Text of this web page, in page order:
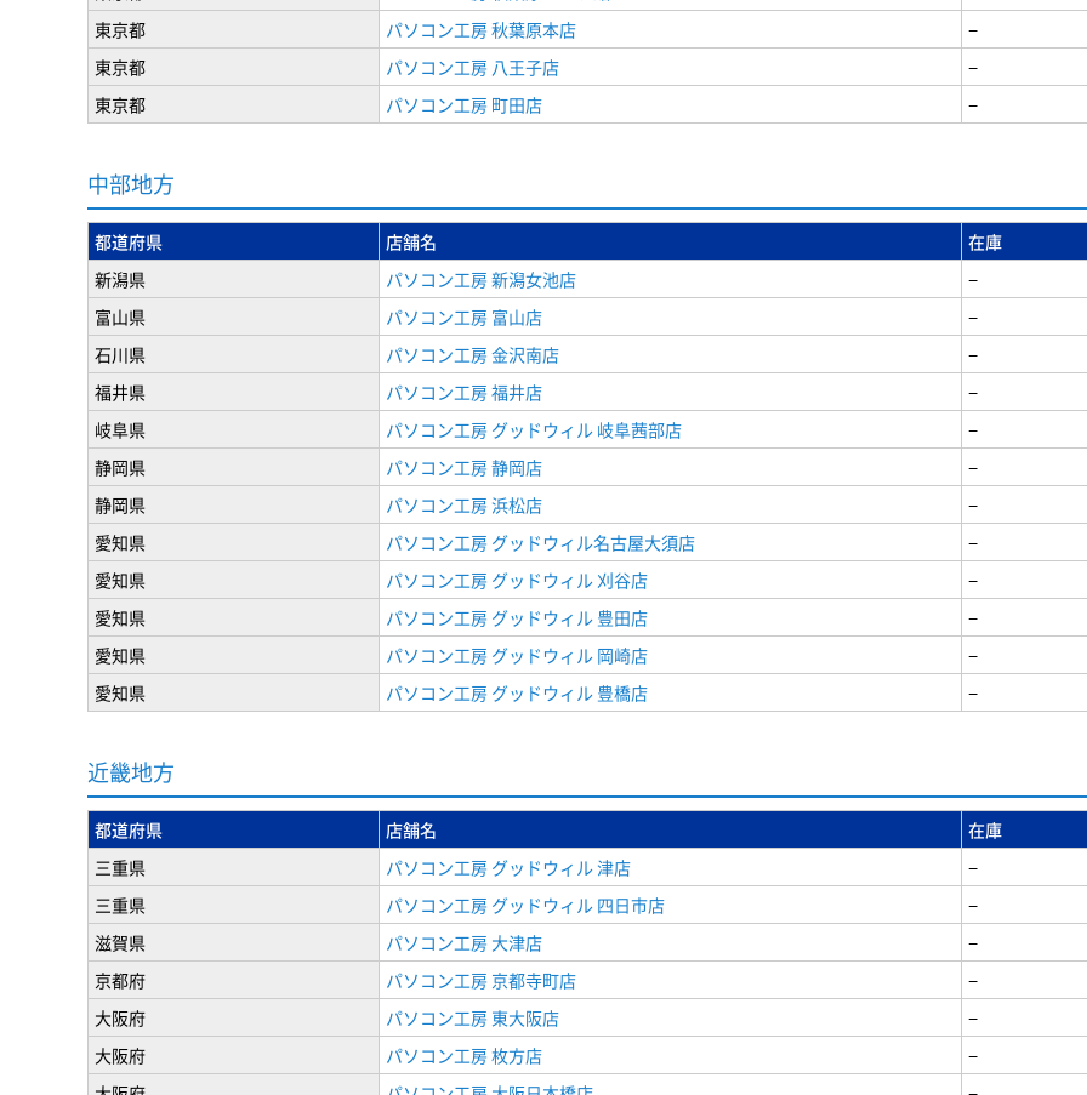
東京都
パソコン工房 秋葉原本店
−
東京都
パソコン工房 八王子店
−
東京都
パソコン工房 町田店 −
中部地方
都道府県 店舗名
在庫
新潟県
パソコン工房 新潟女池店
−
富山県
パソコン工房 富山店
−
石川県
パソコン工房 金沢南店
−
福井県
パソコン工房 福井店
−
岐阜県
パソコン工房 グッドウィル 岐阜茜部店
−
静岡県
パソコン工房 静岡店
−
静岡県
パソコン工房 浜松店
−
愛知県
パソコン工房 グッドウィル名古屋大須店
−
愛知県
パソコン工房 グッドウィル 刈谷店
−
愛知県
パソコン工房 グッドウィル 豊田店
−
愛知県
パソコン工房 グッドウィル 岡崎店
−
愛知県
パソコン工房 グッドウィル 豊橋店 −
近畿地方
都道府県 店舗名
在庫
三重県
パソコン工房 グッドウィル 津店
−
三重県
パソコン工房 グッドウィル 四日市店
−
滋賀県
パソコン工房 大津店
−
京都府
パソコン工房 京都寺町店
−
大阪府
パソコン工房 東大阪店
−
大阪府
パソコン工房 枚方店
−